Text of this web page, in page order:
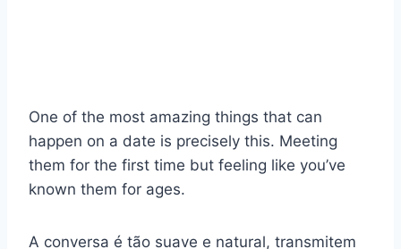
One of the most amazing things that can
happen on a date is precisely this. Meeting
them for the first time but feeling like you’ve
known them for ages.
A conversa é tão suave e natural, transmitem